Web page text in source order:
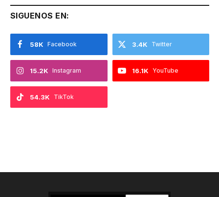
SIGUENOS EN:
Facebook
58K Twitter
3.4K
Instagram
15.2K YouTube
16.1K
TikTok
54.3K